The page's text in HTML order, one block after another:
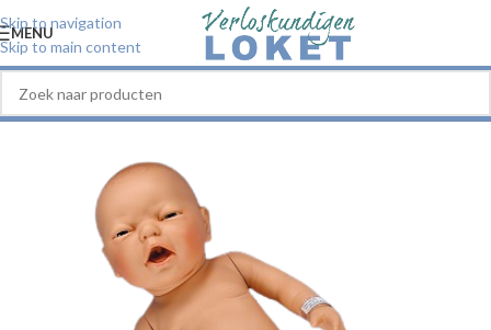
Skip to navigation
Skip to main content
MENU